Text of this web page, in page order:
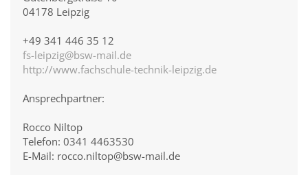
04178 Leipzig
+49 341 446 35 12
fs-leipzig@bsw-mail.de
http://www.fachschule-technik-leipzig.de
Ansprechpartner:
Rocco Niltop
Telefon: 0341 4463530
E-Mail: rocco.niltop@bsw-mail.de